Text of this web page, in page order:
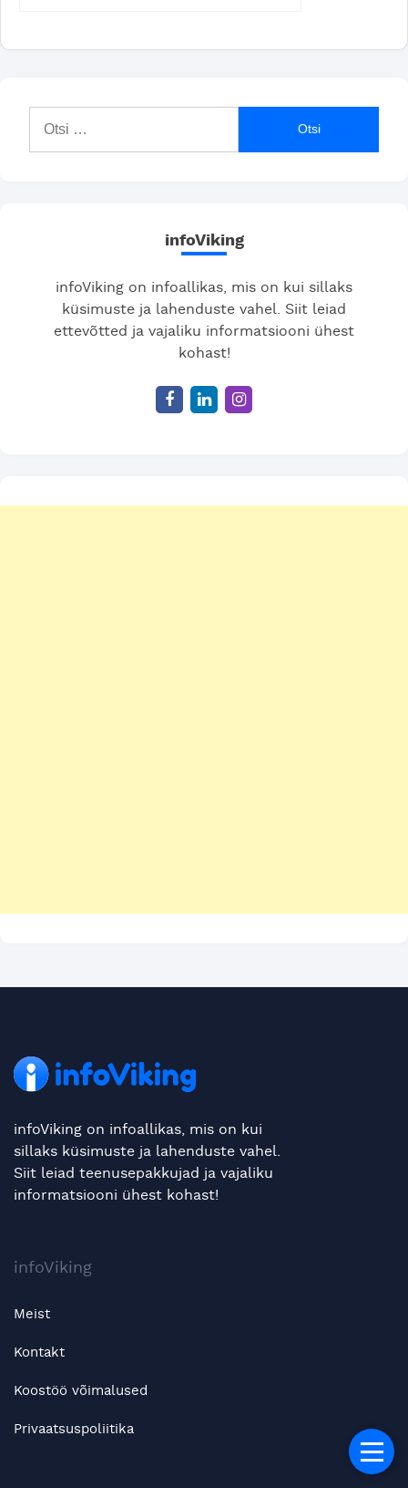
infoViking
infoViking on infoallikas, mis on kui sillaks
küsimuste ja lahenduste vahel. Siit leiad
ettevõtted ja vajaliku informatsiooni ühest
kohast!
infoViking on infoallikas, mis on kui
sillaks küsimuste ja lahenduste vahel.
Siit leiad teenusepakkujad ja vajaliku
informatsiooni ühest kohast!
infoViking
Meist
Kontakt
Koostöö võimalused
Privaatsuspoliitika